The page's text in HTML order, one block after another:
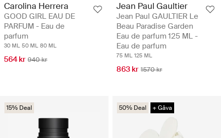
Carolina Herrera
GOOD GIRL EAU DE
PARFUM - Eau de
parfum
30 ML 50 ML 80 ML
564 kr 940 kr
Jean Paul Gaultier
Jean Paul GAULTIER Le
Beau Paradise Garden
Eau de parfum 125 ML -
Eau de parfum
75 ML 125 ML
863 kr 1570 kr
15% Deal 50% Deal + Gåva